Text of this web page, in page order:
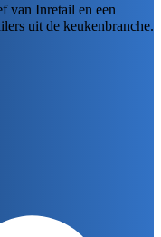
van Inretail en een
uit de keukenbranche.